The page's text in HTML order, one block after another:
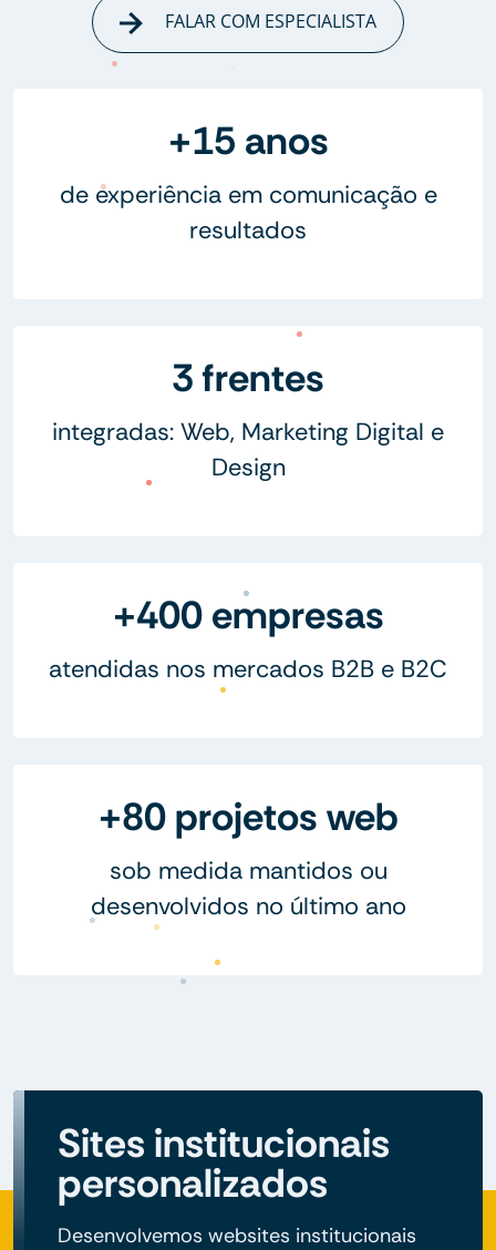
FALAR COM ESPECIALISTA
+15 anos
de experiência em comunicação e
resultados
3 frentes
integradas: Web, Marketing Digital e
Design
+400 empresas
atendidas nos mercados B2B e B2C
+80 projetos web
sob medida mantidos ou
desenvolvidos no último ano
Sites institucionais
personalizados
Desenvolvemos websites institucionais